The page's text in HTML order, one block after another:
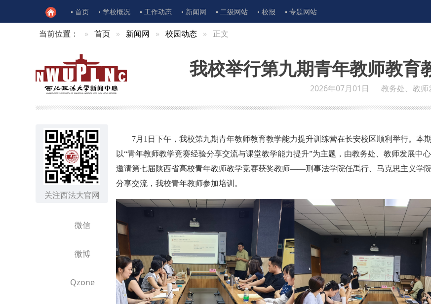
首页 学校概况 工作动态 新闻网 二级网站 校报 专题网站
当前位置： 首页 新闻网 校园动态 正文
我校举行第九期青年教师教育
2026年07月01日 教务处、教师
关注西法大官网
微信
微博
Qzone
7月1日下午，我校第九期青年教师教育教学能力提升训练营在长安校区顺利举行。本
以“青年教师教学竞赛经验分享交流与课堂教学能力提升”为主题，由教务处、教师发展中心
邀请第七届陕西省高校青年教师教学竞赛获奖教师——刑事法学院任禹行、马克思主义学
分享交流，我校青年教师参加培训。